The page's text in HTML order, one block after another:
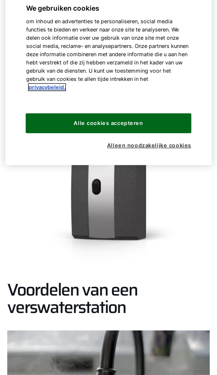
meergezinswoningen de mogelijkheid een
verswaterstation toe te passen. Ook cascaden met
tot vier FWS-2 vormen geen probleem en maken de
toepassing bij hogere vereiste vermogens
mogelijk. Met de FWS-2-60 is er bovendien een
verswaterstation dat compatibel is met het
gelaagde opslagvat van WOLF.
Voordelen van een
verswaterstation
We gebruiken cookies
om inhoud en advertenties te personaliseren, social media
functies te bieden en verkeer naar onze site te analyseren. We
delen ook informatie over uw gebruik van onze site met onze
social media, reclame- en analysepartners. Onze partners kunnen
deze informatie combineren met andere informatie die u aan hen
hebt verstrekt of die zij hebben verzameld in het kader van uw
gebruik van de diensten. U kunt uw toestemming voor het
gebruik van cookies te allen tijde intrekken in het
privacybeleid.
Alleen noodzakelijke cookies
Alle cookies accepteren